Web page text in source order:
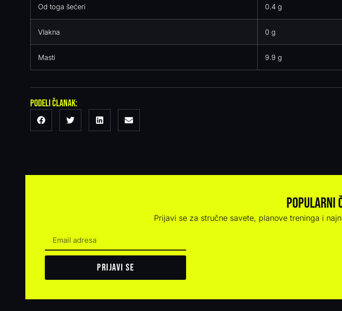
Od toga šećeri 0.4 g
Vlakna 0 g
Masti 9.9 g
Podeli članak:
Popularni
Prijavi se za stručne savete, planove treninga i
Prijavi se